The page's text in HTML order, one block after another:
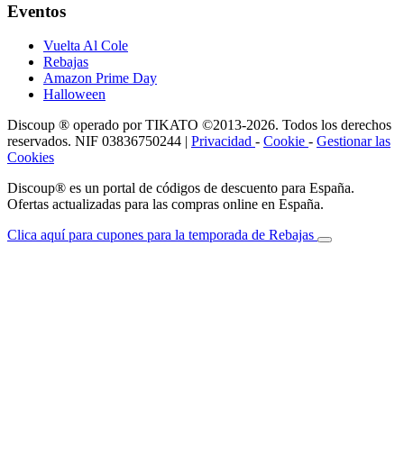
Eventos
Vuelta Al Cole
Rebajas
Amazon Prime Day
Halloween
Discoup ® operado por TIKATO ©2013-2026. Todos los derechos
reservados. NIF 03836750244 | Privacidad - Cookie - Gestionar las
Cookies
Discoup® es un portal de códigos de descuento para España.
Ofertas actualizadas para las compras online en España.
Clica aquí para cupones para la temporada de Rebajas